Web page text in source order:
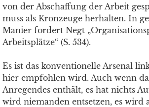
von der Abschaffung der Arbeit
muss als Kronzeuge herhalten. In
Manier fordert Negt
Arbeitsplätze“ (S. 534).
Es ist das konventionelle Arsenal
hier empfohlen wird. Auch wenn
Anregendes enthält, es hat nichts
wird niemanden entsetzen, es wird